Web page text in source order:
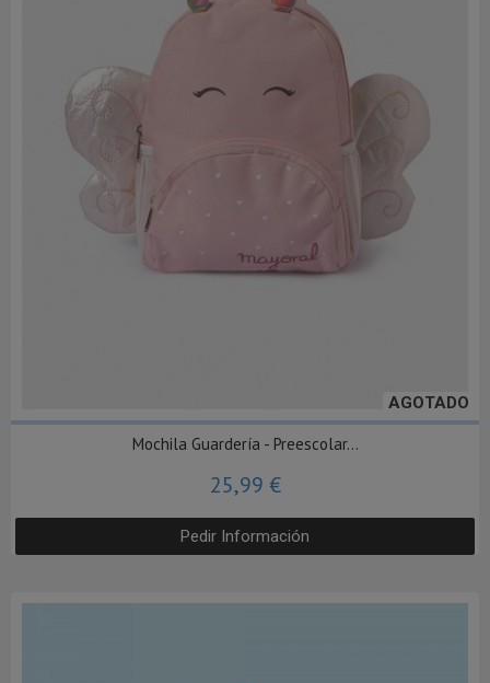
AGOTADO
Mochila Guardería - Preescolar...
25,99 €
Pedir Información